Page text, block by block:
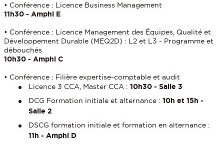
• Conférence : Licence Business Management
11h30 - Amphi E
• Conférence : Licence Management des Équipes, Qualité et
Développement Durable (MEQ2D) : L2 et L3 - Programme et
débouchés
10h30 - Amphi C
• Conférence : Filière expertise-comptable et audit
Licence 3 CCA, Master CCA :10h30 - Salle 3
DCG Formation initiale et alternance :10h et 15h -
Salle 2
DSCG formation initiale et formation en alternance :
11h - Amphi D